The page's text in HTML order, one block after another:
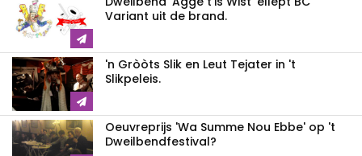
Variant uit de brand.
'n Gròòts Slik en Leut Tejater in 't
Slikpeleis.
Oeuvreprijs 'Wa Summe Nou Ebbe' op 't
Dweilbendfestival?